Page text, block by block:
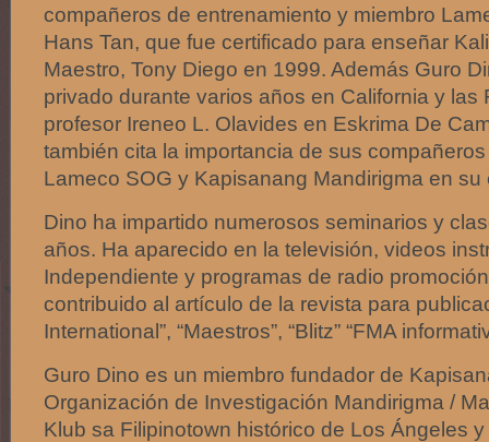
compañeros de entrenamiento y miembro
Hans Tan, que fue certificado para enseñar
Maestro, Tony Diego en 1999. Además Guro
privado durante varios años en California y las
profesor Ireneo L. Olavides en Eskrima De
también cita la importancia de sus
Lameco SOG y Kapisanang Mandirigma en su
Dino ha impartido numerosos seminarios y
años. Ha aparecido en la televisión, videos
Independiente y programas de radio
contribuido al artículo de la revista para
International”, “Maestros”, “Blitz” “FMA
Guro Dino es un miembro fundador de
Organización de Investigación Mandirigma /
Klub sa Filipinotown histórico de Los Ángeles